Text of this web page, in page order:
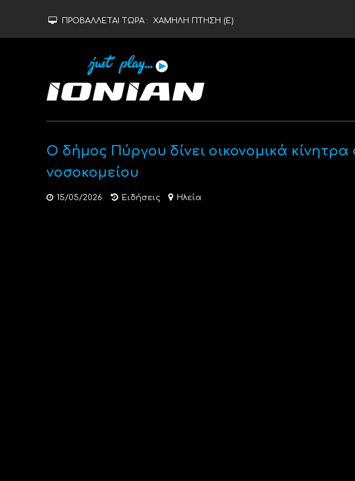
ΠΡΟΒΑΛΛΕΤΑΙ ΤΩΡΑ : ΧΑΜΗΛΗ ΠΤΗΣΗ (Ε)
Ο δήμος Πύργου δίνει οικονομικά
νοσοκομείου
15/05/2026 Ειδήσεις Ηλεία